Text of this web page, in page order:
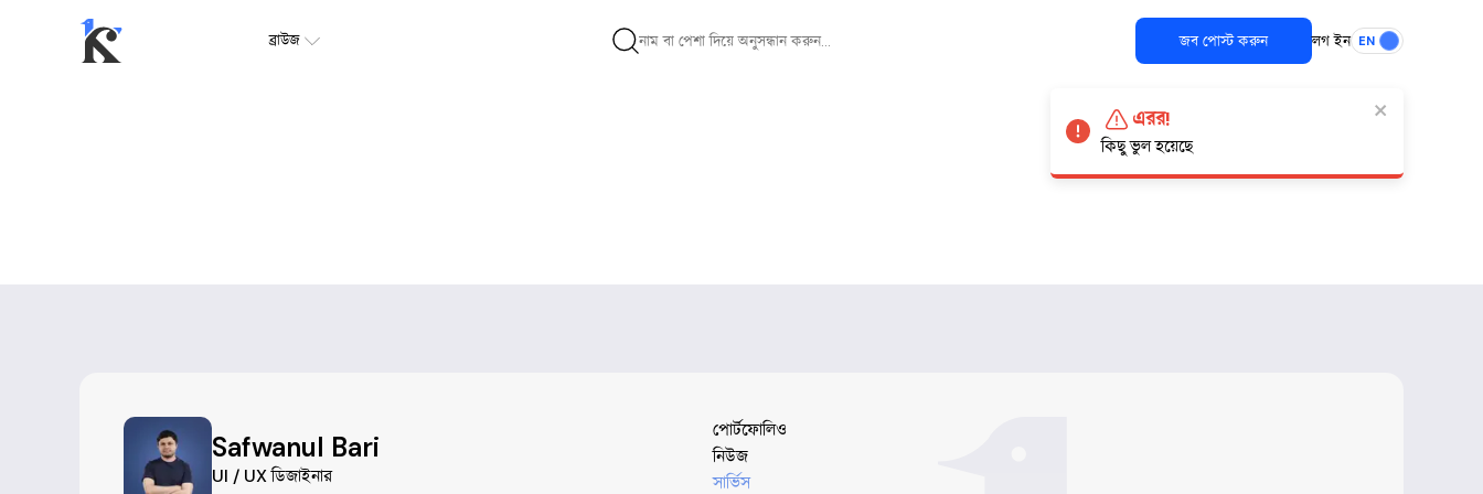
ব্রাউজ জব পোস্ট করুন লগ ইন EN
Safwanul Bari
UI / UX ডিজাইনার
পোর্টফোলিও
নিউজ
সার্ভিস
এরর!
কিছু ভুল হয়েছে